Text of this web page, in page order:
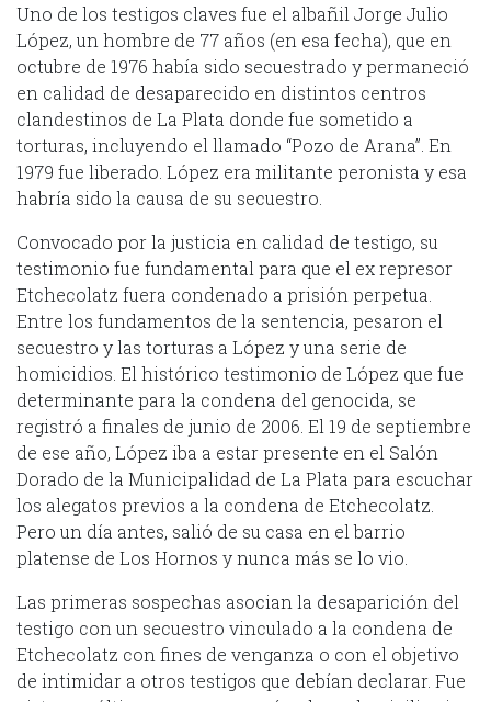
Uno de los testigos claves fue el albañil Jorge Julio
López, un hombre de 77 años (en esa fecha), que en
octubre de 1976 había sido secuestrado y permaneció
en calidad de desaparecido en distintos centros
clandestinos de La Plata donde fue sometido a
torturas, incluyendo el llamado “Pozo de Arana”. En
1979 fue liberado. López era militante peronista y esa
habría sido la causa de su secuestro.
Convocado por la justicia en calidad de testigo, su
testimonio fue fundamental para que el ex represor
Etchecolatz fuera condenado a prisión perpetua.
Entre los fundamentos de la sentencia, pesaron el
secuestro y las torturas a López y una serie de
homicidios. El histórico testimonio de López que fue
determinante para la condena del genocida, se
registró a finales de junio de 2006. El 19 de septiembre
de ese año, López iba a estar presente en el Salón
Dorado de la Municipalidad de La Plata para escuchar
los alegatos previos a la condena de Etchecolatz.
Pero un día antes, salió de su casa en el barrio
platense de Los Hornos y nunca más se lo vio.
Las primeras sospechas asocian la desaparición del
testigo con un secuestro vinculado a la condena de
Etchecolatz con fines de venganza o con el objetivo
de intimidar a otros testigos que debían declarar. Fue